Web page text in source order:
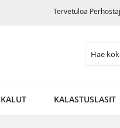
Tervetuloa
KALASTUSLASIT